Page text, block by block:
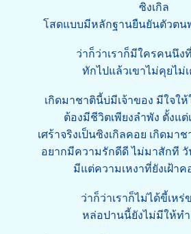
ซิงเกิล
โสดแบบมีหลักฐานยืนยันตัวตน
ว่าก็ว่าเราก็มีใครคนนึง
ทักไปแล้วเขาไม่คุยไม่เ
เกิดมาชาตินี้บ่มีเจ้าของ มีใจให้
ต้องมีชีวิตเพียงลำพัง ตั้งแต่
เศร้าจริงเป็นซิงเกิลคอย เกิดมา
อยากมีความรักดีดี ไม่มาสักที
มีแต่ความเหงาที่ยังเฝ้าค
ว่าก็ว่าเราก็ไม่ได้ขี้เห
หล่อปานนี้ยังไม่มีให้ทำ